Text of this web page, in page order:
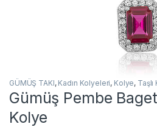
GÜMÜŞ TAKI, Kadın Kolyeleri, Kolye,
Gümüş Pembe
Kolye